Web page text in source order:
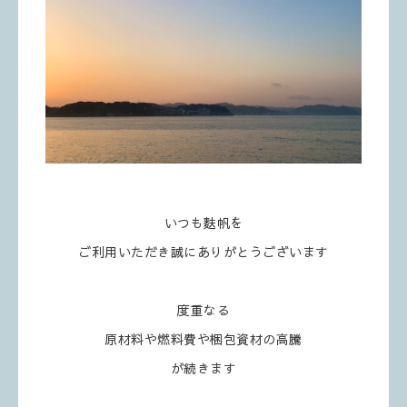
いつも麩帆を
ご利用いただき誠にありがとうございます
度重なる
原材料や燃料費や梱包資材の高騰
が続きます